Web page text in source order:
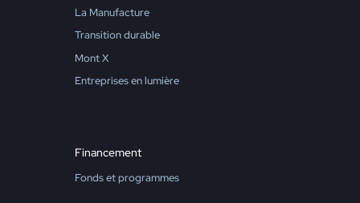
La Manufacture
Transition durable
Mont X
Entreprises en lumière
Financement
Fonds et programmes